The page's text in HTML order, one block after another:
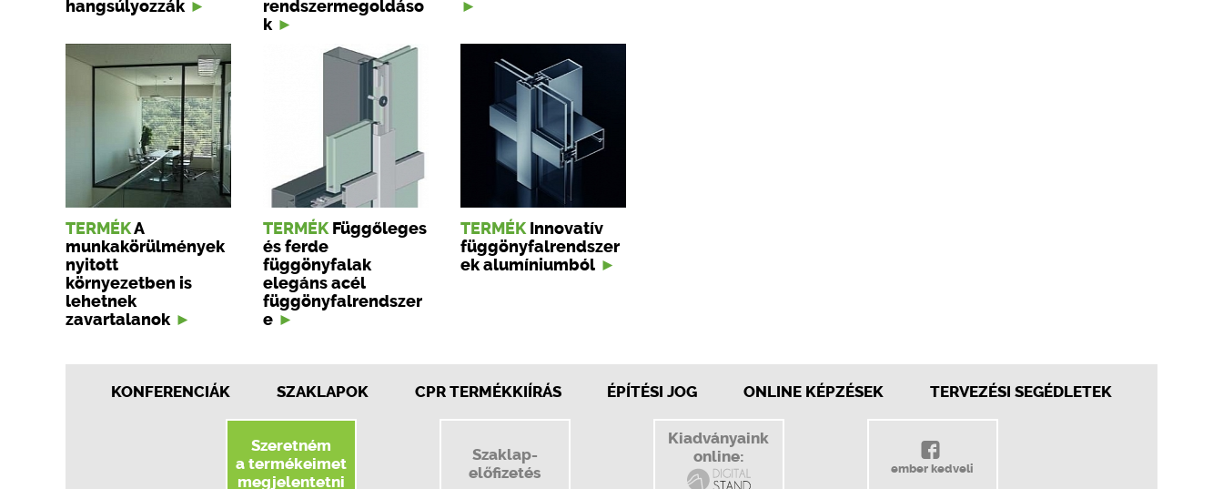
hangsúlyozzák
rendszermegoldáso
k
TERMÉKA
munkakörülmények
nyitott
környezetben is
lehetnek
zavartalanok
TERMÉK Függőleges
és ferde
függönyfalak
elegáns acél
függönyfalrendszer
e
TERMÉK Innovatív
függönyfalrendszer
ek alumíniumból
KONFERENCIÁK SZAKLAPOK CPR TERMÉKKIÍRÁS ÉPÍTÉSI JOG ONLINE KÉPZÉSEK TERVEZÉSI SEGÉDLETEK
Szeretném
a termékeimet
megjelentetni
Szaklap-
előfizetés
Kiadványaink
online:
ember kedveli